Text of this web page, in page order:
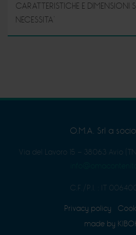
CARATTERISTICHE E DIMENSIONI
NECESSITA’
O.M.A. Srl a
Via del Lavoro 15 - 38063 Avio
C.F./P.I. : IT
Privacy policy
made by